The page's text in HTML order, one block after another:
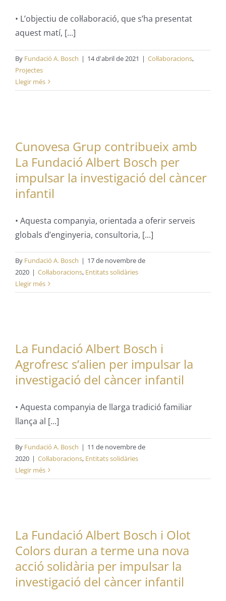
• L’objectiu de col·laboració, que s’ha presentat
aquest matí, [...]
By Fundació A. Bosch | 14 d'abril de 2021 | Col·laboracions,
Projectes
Llegir més
Cunovesa Grup contribueix amb
La Fundació Albert Bosch per
impulsar la investigació del càncer
infantil
• Aquesta companyia, orientada a oferir serveis
globals d’enginyeria, consultoria, [...]
By Fundació A. Bosch | 17 de novembre de
2020 | Col·laboracions, Entitats solidàries
Llegir més
La Fundació Albert Bosch i
Agrofresc s’alien per impulsar la
investigació del càncer infantil
• Aquesta companyia de llarga tradició familiar
llança al [...]
By Fundació A. Bosch | 11 de novembre de
2020 | Col·laboracions, Entitats solidàries
Llegir més
La Fundació Albert Bosch i Olot
Colors duran a terme una nova
acció solidària per impulsar la
investigació del càncer infantil